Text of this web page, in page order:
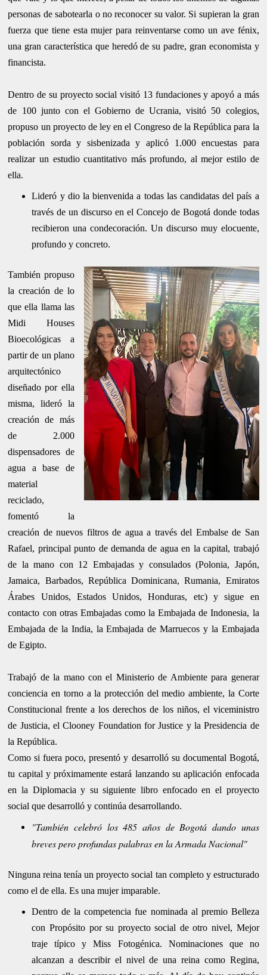
personas de sabotearla o no reconocer su valor. Si supieran la gran
fuerza que tiene esta mujer para reinventarse como un ave fénix,
una gran característica que heredó de su padre, gran economista y
financista.
Dentro de su proyecto social visitó 13 fundaciones y apoyó a más
de 100 junto con el Gobierno de Ucrania, visitó 50 colegios,
propuso un proyecto de ley en el Congreso de la República para la
población sorda y sisbenizada y aplicó 1.000 encuestas para
realizar un estudio cuantitativo más profundo, al mejor estilo de
ella.
Lideró y dio la bienvenida a todas las candidatas del país a
través de un discurso en el Concejo de Bogotá donde todas
recibieron una condecoración. Un discurso muy elocuente,
profundo y concreto.
También propuso
la creación de lo
que ella llama las
Midi Houses
Bioecológicas a
partir de un plano
arquitectónico
diseñado por ella
misma, lideró la
creación de más
de 2.000
dispensadores de
agua a base de
material
reciclado,
fomentó la
creación de nuevos filtros de agua a través del Embalse de San
Rafael, principal punto de demanda de agua en la capital, trabajó
de la mano con 12 Embajadas y consulados (Polonia, Japón,
Jamaica, Barbados, República Dominicana, Rumania, Emiratos
Árabes Unidos, Estados Unidos, Honduras, etc) y sigue en
contacto con otras Embajadas como la Embajada de Indonesia, la
Embajada de la India, la Embajada de Marruecos y la Embajada
de Egipto.
Trabajó de la mano con el Ministerio de Ambiente para generar
conciencia en torno a la protección del medio ambiente, la Corte
Constitucional frente a los derechos de los niños, el viceministro
de Justicia, el Clooney Foundation for Justice y la Presidencia de
la República.
Como si fuera poco, presentó y desarrolló su documental Bogotá,
tu capital y próximamente estará lanzando su aplicación enfocada
en la Diplomacia y su siguiente libro enfocado en el proyecto
social que desarrolló y continúa desarrollando.
"También celebró los 485 años de Bogotá dando unas
breves pero profundas palabras en la Armada Nacional"
Ninguna reina tenía un proyecto social tan completo y estructurado
como el de ella. Es una mujer imparable.
Dentro de la competencia fue nominada al premio Belleza
con Propósito por su proyecto social de otro nivel, Mejor
traje típico y Miss Fotogénica. Nominaciones que no
alcanzan a describir el nivel de una reina como Regina,